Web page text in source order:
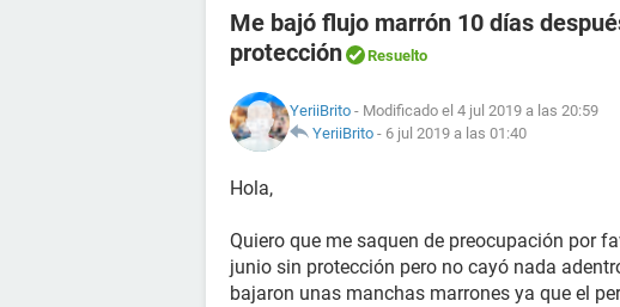
Me bajó flujo marrón 10 días
protección
Resuelto
YeriiBrito - Modificado el 4 jul 2019 a las 20:59
YeriiBrito - 6 jul 2019 a las 01:40
Hola,
Quiero que me saquen de preocupación por
junio sin protección pero no cayó nada
bajaron unas manchas marrones ya que el